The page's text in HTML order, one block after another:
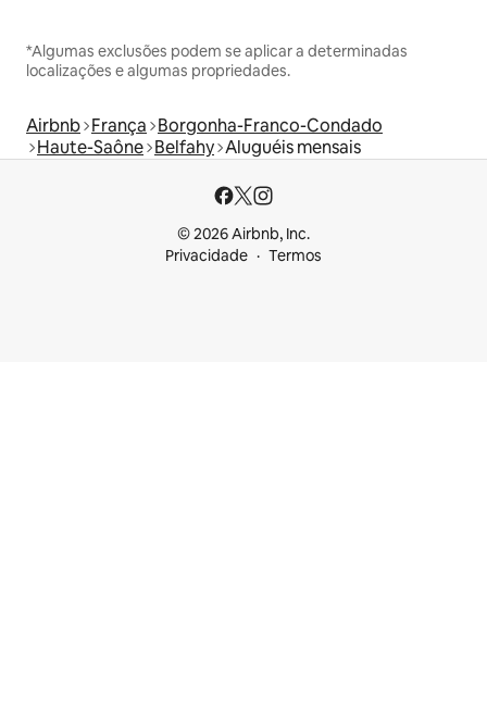
*Algumas exclusões podem se aplicar a determinadas
localizações e algumas propriedades.
Airbnb França Borgonha-Franco-Condado
Haute-Saône Belfahy Aluguéis mensais
© 2026 Airbnb, Inc.
Privacidade
Termos